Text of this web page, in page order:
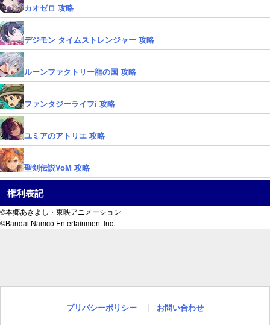
カオゼロ 攻略
デジモン タイムストレンジャー 攻略
ルーンファクトリー龍の国 攻略
ファンタジーライフi 攻略
ユミアのアトリエ 攻略
聖剣伝説VoM 攻略
権利表記
©本郷あきよし・東映アニメーション
©Bandai Namco Entertainment Inc.
プリバシーポリシー | お問い合わせ